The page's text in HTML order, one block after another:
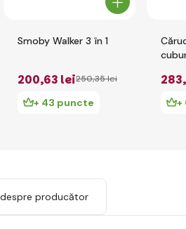
Smoby Walker 3 în 1
200,63 lei250,35 lei
+ 43 puncte
283
+
producător